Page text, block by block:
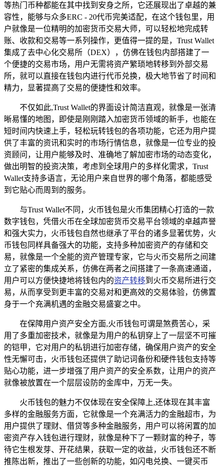
等热门币种都能在其中找到安身之所，它还展现出了卓越的兼
容性，能够与众多ERC - 20代币完美适配，在这个钱包里，用
户就像是一位精明的加密货币交易大师，可以轻松地完成转
账、收款和交易等一系列操作，更值得一提的是，Trust Wallet
集成了去中心化交易所（DEX），仿佛在钱包内部搭建了一
个便捷的交易市场，用户无需将资产繁琐地转移到外部交易
所，就可以直接在钱包内进行代币兑换，极大地节省了时间和
精力，显著提高了交易的便捷性和效率。
不仅如此,Trust Wallet的界面设计简洁直观，就像是一张清
晰易懂的地图，即使是刚刚踏入加密货币领域的新手，也能在
短时间内快速上手，轻松玩转钱包的各项功能，它还为用户提
供了丰富的资讯和实时的市场行情信息，就像是一位专业的投
资顾问，让用户能够及时、准确地了解加密市场的动态变化，
做出明智的投资决策，考虑到全球用户的多样化需求，Trust
Wallet支持多语言，无论用户来自世界的哪个角落，都能感受
到它贴心而周到的服务。
与Trust Wallet不同，火币钱包是火币集团精心打造的一款
数字钱包，凭借火币在全球加密货币交易平台领域的卓越声誉
和强大实力，火币钱包自然也继承了平台的诸多显著优势，火
币钱包同样具备强大的功能，支持多种加密资产的存储和交
易，就像是一个全能的资产管理专家，它与火币交易所之间建
立了紧密的集成关系，仿佛在两者之间搭建了一条高速通道，
用户可以方便快捷地将钱包内的资产转移到火币交易所进行交
易，从而享受到更丰富的交易对和更高效的交易体验，仿佛置
身于一个充满机遇的金融交易盛宴之中。
在保障用户资产安全方面,火币钱包可谓是煞费苦心，采
用了多重加密技术，就像是为用户的私钥穿上了一层坚不可摧
的铠甲，它对用户的私钥进行加密存储，确保用户资产的安全
性无懈可击，火币钱包还提供了助记词备份和硬件钱包支持等
贴心功能，进一步增强了用户资产的安全系数，让用户的资产
就像被放置在一个层层设防的金库中，万无一失。
火币钱包的魅力不仅体现在安全保障上,还体现在其丰富
多样的金融服务方面，它就像是一个充满活力的金融超市，为
用户提供了理财、借贷等多种金融服务，用户可以将闲置的加
密资产存入钱包进行理财，就像是种下了一颗财富的种子，等
待它生根发芽、开花结果，获取一定的收益，火币钱包还不断
推陈出新，推出了一些创新的功能，如闪电兑换、一键买币